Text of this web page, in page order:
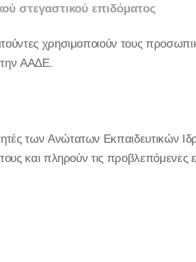
στεγαστικού επιδόματος
χρησιμοποιούν τους
ΑΑΔΕ.
των Ανώτατων Εκπαιδευτικών
και πληρούν τις προβλεπόμενες